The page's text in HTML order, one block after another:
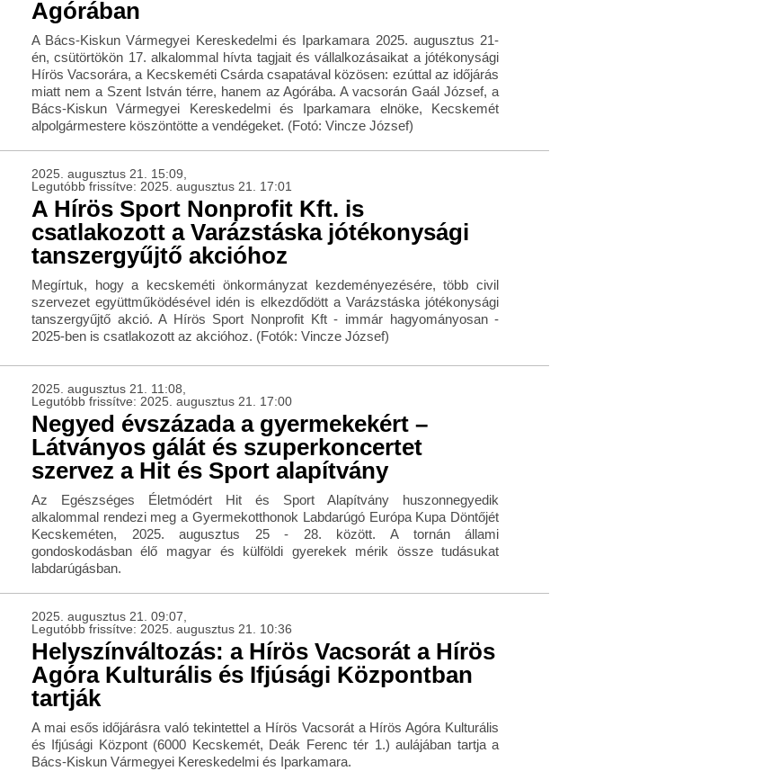
Agórában
A Bács-Kiskun Vármegyei Kereskedelmi és Iparkamara 2025. augusztus 21-
én, csütörtökön 17. alkalommal hívta tagjait és vállalkozásaikat a jótékonysági
Hírös Vacsorára, a Kecskeméti Csárda csapatával közösen: ezúttal az időjárás
miatt nem a Szent István térre, hanem az Agórába. A vacsorán Gaál József, a
Bács-Kiskun Vármegyei Kereskedelmi és Iparkamara elnöke, Kecskemét
alpolgármestere köszöntötte a vendégeket. (Fotó: Vincze József)
2025. augusztus 21. 15:09,
Legutóbb frissítve: 2025. augusztus 21. 17:01
A Hírös Sport Nonprofit Kft. is
csatlakozott a Varázstáska jótékonysági
tanszergyűjtő akcióhoz
Megírtuk, hogy a kecskeméti önkormányzat kezdeményezésére, több civil
szervezet együttműködésével idén is elkezdődött a Varázstáska jótékonysági
tanszergyűjtő akció. A Hírös Sport Nonprofit Kft - immár hagyományosan -
2025-ben is csatlakozott az akcióhoz. (Fotók: Vincze József)
2025. augusztus 21. 11:08,
Legutóbb frissítve: 2025. augusztus 21. 17:00
Negyed évszázada a gyermekekért –
Látványos gálát és szuperkoncertet
szervez a Hit és Sport alapítvány
Az Egészséges Életmódért Hit és Sport Alapítvány huszonnegyedik
alkalommal rendezi meg a Gyermekotthonok Labdarúgó Európa Kupa Döntőjét
Kecskeméten, 2025. augusztus 25 - 28. között. A tornán állami
gondoskodásban élő magyar és külföldi gyerekek mérik össze tudásukat
labdarúgásban.
2025. augusztus 21. 09:07,
Legutóbb frissítve: 2025. augusztus 21. 10:36
Helyszínváltozás: a Hírös Vacsorát a Hírös
Agóra Kulturális és Ifjúsági Központban
tartják
A mai esős időjárásra való tekintettel a Hírös Vacsorát a Hírös Agóra Kulturális
és Ifjúsági Központ (6000 Kecskemét, Deák Ferenc tér 1.) aulájában tartja a
Bács-Kiskun Vármegyei Kereskedelmi és Iparkamara.